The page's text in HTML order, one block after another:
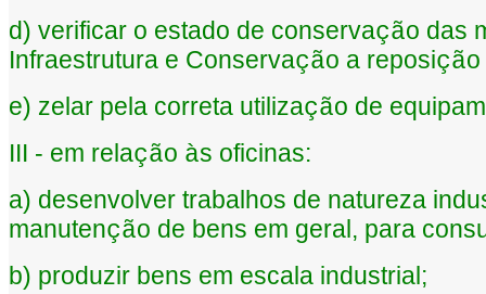
d) verificar o estado de conservação das
Infraestrutura e Conservação a reposição
e) zelar pela correta utilização de
III - em relação às oficinas:
a) desenvolver trabalhos de natureza
manutenção de bens em geral, para
b) produzir bens em escala industrial;